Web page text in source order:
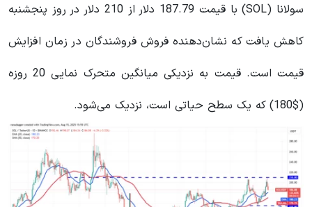
سولانا (SOL) با قیمت 187.79 دلار از 210 دلار در روز پنجشنبه
کاهش یافت که نشان‌دهنده فروش فروشندگان در زمان افزایش
قیمت است. قیمت به نزدیکی میانگین متحرک نمایی 20 روزه
($180) که یک سطح حیاتی است، نزدیک می‌شود.